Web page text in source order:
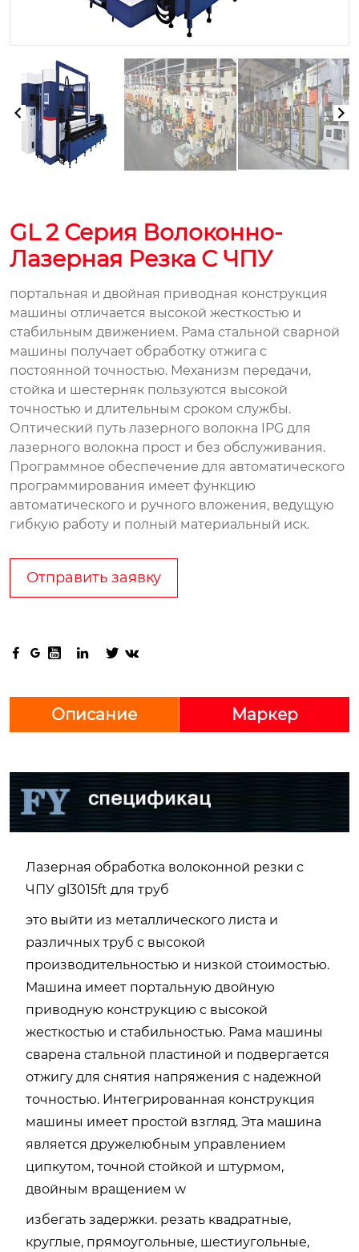
GL 2 Серия Волоконно-
Лазерная Резка С ЧПУ
портальная и двойная приводная конструкция
машины отличается высокой жесткостью и
стабильным движением. Рама стальной сварной
машины получает обработку отжига с
постоянной точностью. Механизм передачи,
стойка и шестерняк пользуются высокой
точностью и длительным сроком службы.
Оптический путь лазерного волокна IPG для
лазерного волокна прост и без обслуживания.
Программное обеспечение для автоматического
программирования имеет функцию
автоматического и ручного вложения, ведущую
гибкую работу и полный материальный иск.
Отправить заявку
     
Описание Маркер
Лазерная обработка волоконной резки с
ЧПУ gl3015ft для труб
это выйти из металлического листа и
различных труб с высокой
производительностью и низкой стоимостью.
Машина имеет портальную двойную
приводную конструкцию с высокой
жесткостью и стабильностью. Рама машины
сварена стальной пластиной и подвергается
отжигу для снятия напряжения с надежной
точностью. Интегрированная конструкция
машины имеет простой взгляд. Эта машина
является дружелюбным управлением
ципкутом, точной стойкой и штурмом,
двойным вращением w
избегать задержки. резать квадратные,
круглые, прямоугольные, шестиугольные,